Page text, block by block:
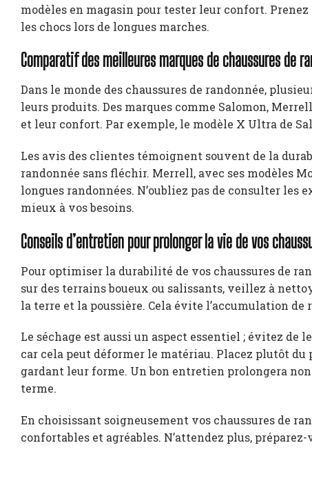
modèles en magasin pour tester leur confort.
les chocs lors de longues marches.
Comparatif des meilleures marques de chaussures de
Dans le monde des chaussures de randonnée,
leurs produits. Des marques comme Salomon,
et leur confort. Par exemple, le modèle X Ultra de
Les avis des clientes témoignent souvent de la
randonnée sans fléchir. Merrell, avec ses modèles
longues randonnées. N’oubliez pas de consulter
mieux à vos besoins.
Conseils d’entretien pour prolonger la vie de vos
Pour optimiser la durabilité de vos chaussures de
sur des terrains boueux ou salissants, veillez à
la terre et la poussière. Cela évite l’accumulation
Le séchage est aussi un aspect essentiel ; évitez de
car cela peut déformer le matériau. Placez plutôt
gardant leur forme. Un bon entretien prolongera
terme.
En choisissant soigneusement vos chaussures de
confortables et agréables. N’attendez plus,